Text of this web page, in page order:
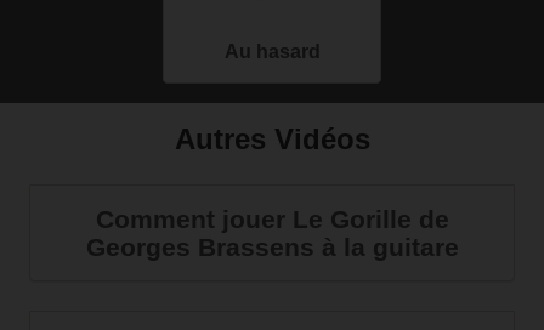
Au hasard
Autres Vidéos
Comment jouer Le Gorille de
Georges Brassens à la guitare